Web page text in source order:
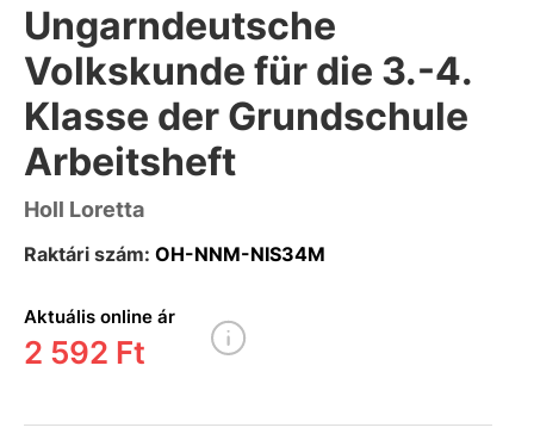
Ungarndeutsche
Volkskunde für die 3.-4.
Klasse der Grundschule
Arbeitsheft
Holl Loretta
Raktári szám: OH-NNM-NIS34M
Aktuális online ár
2 592 Ft